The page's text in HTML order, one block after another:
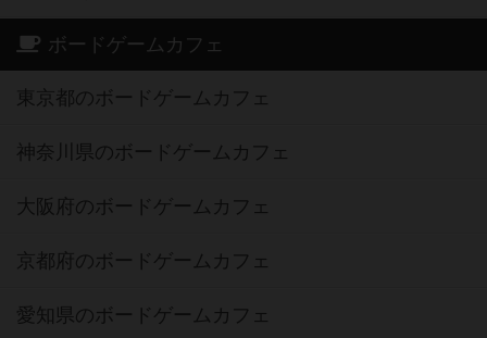
ボードゲームカフェ
東京都のボードゲームカフェ
神奈川県のボードゲームカフェ
大阪府のボードゲームカフェ
京都府のボードゲームカフェ
愛知県のボードゲームカフェ